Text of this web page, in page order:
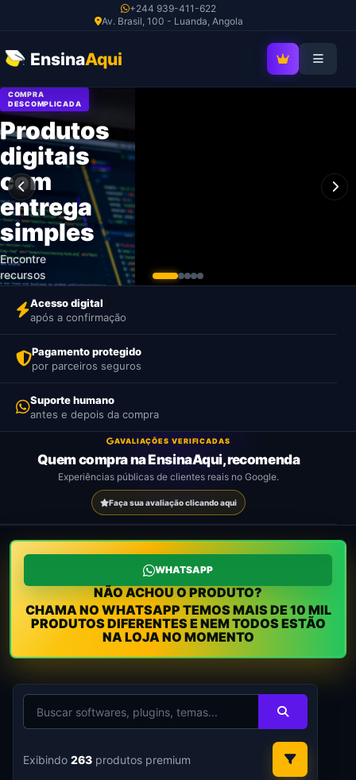
+244 939-411-622
Av. Brasil, 100 - Luanda, Angola
EnsinaAqui SEJA MEMBRO
o
conteúdo
COMPRA
DESCOMPLICADA
Produtos
digitais
com
entrega
simples
Encontre
recursos
profissionais,
pague com
segurança e
receba o
acesso após a
confirmação.
Ver
produtos
Como
funciona
funciona
produtos
Como
funciona
Ver
produtos
Como
funciona
funciona
Acesso digital
após a confirmação
Pagamento protegido
por parceiros seguros
Suporte humano
antes e depois da compra
AVALIAÇÕES VERIFICADAS
Quem compra na EnsinaAqui, recomenda
Experiências públicas de clientes reais no Google.
Faça sua avaliação clicando aqui
WHATSAPP
NÃO ACHOU O PRODUTO?
CHAMA NO WHATSAPP TEMOS MAIS DE 10 MIL
PRODUTOS DIFERENTES E NEM TODOS ESTÃO
NA LOJA NO MOMENTO
Exibindo 263 produtos premium